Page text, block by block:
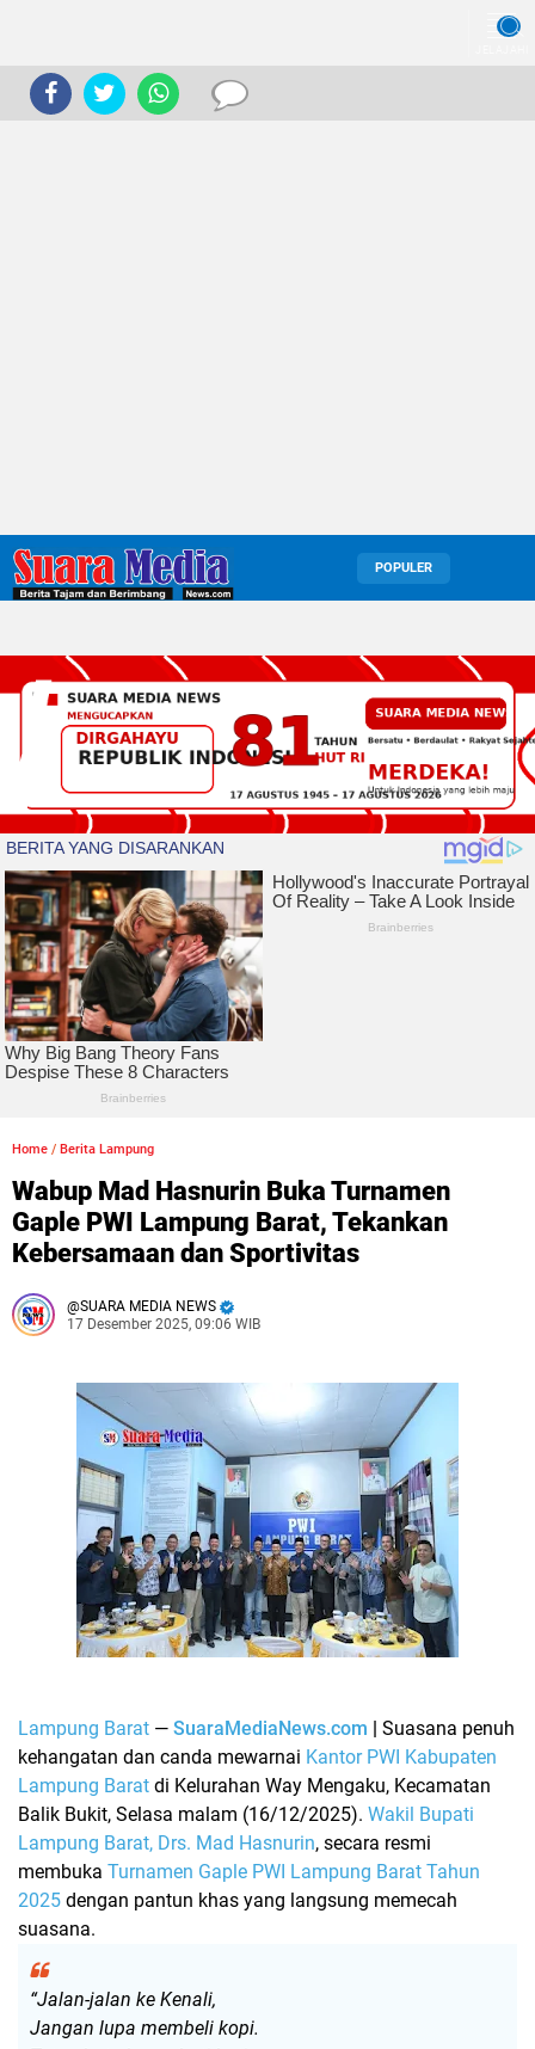
POPULER
Home / Berita Lampung
Wabup Mad Hasnurin Buka Turnamen
Gaple PWI Lampung Barat, Tekankan
Kebersamaan dan Sportivitas
SUARA MEDIA NEWS
17 Desember 2025, 09:06 WIB
Lampung Barat — SuaraMediaNews.com | Suasana penuh
kehangatan dan canda mewarnai Kantor PWI Kabupaten
Lampung Barat di Kelurahan Way Mengaku, Kecamatan
Balik Bukit, Selasa malam (16/12/2025). Wakil Bupati
Lampung Barat, Drs. Mad Hasnurin, secara resmi
membuka Turnamen Gaple PWI Lampung Barat Tahun
2025 dengan pantun khas yang langsung memecah
suasana.
“Jalan-jalan ke Kenali,
Jangan lupa membeli kopi.